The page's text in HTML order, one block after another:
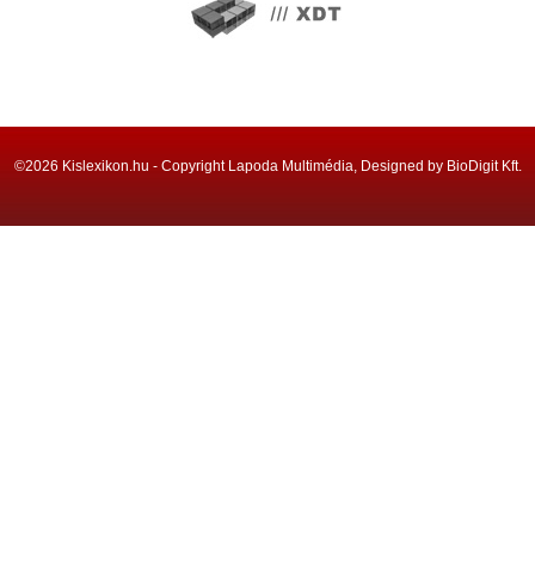
©2026 Kislexikon.hu - Copyright Lapoda Multimédia, Designed by BioDigit Kft.